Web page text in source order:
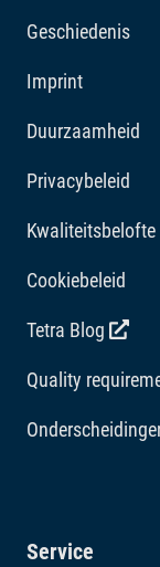
Citroenzuur 330
Geschiedenis
Imprint
Duurzaamheid
Privacybeleid
Kwaliteitsbelofte
Cookiebeleid
Tetra Blog
Quality
Service